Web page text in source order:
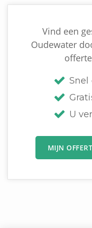
Vind een
Oudewater
Snel
U
MIJN